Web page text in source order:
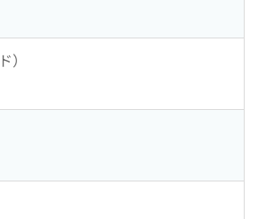
）